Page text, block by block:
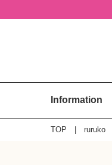
Information
TOP ruruko